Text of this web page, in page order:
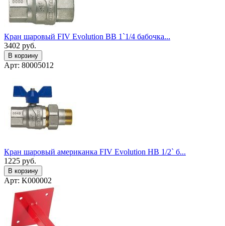
Кран шаровый FIV Evolution ВВ 1`1/4 бабочка...
3402 руб.
В корзину
Арт: 80005012
Кран шаровый американка FIV Evolution НВ 1/2` б...
1225 руб.
В корзину
Арт: K000002